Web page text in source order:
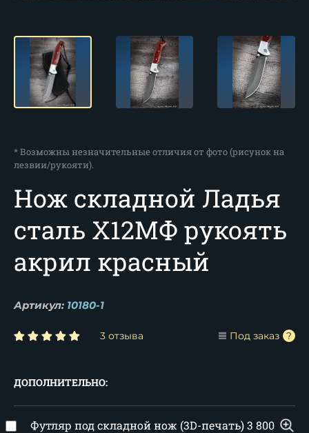
* Возможны незначительные отличия от фото (рисунок на
лезвии/рукояти).
Нож складной Ладья
сталь Х12МФ рукоять
акрил красный
Артикул: 10180-1
3 отзыва Под заказ
ДОПОЛНИТЕЛЬНО:
Футляр под складной нож (3D-печать)3 800